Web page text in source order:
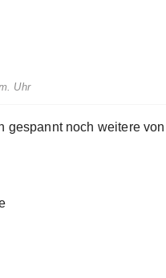
Uhr
gespannt noch weitere